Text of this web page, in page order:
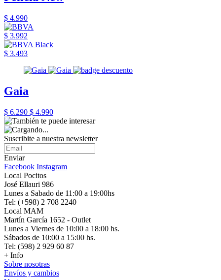
$ 4.990
$ 3.992
$ 3.493
Gaia
$ 6.290 $ 4.990
Suscribite a nuestra newsletter
Enviar
Facebook Instagram
Local Pocitos
José Ellauri 986
Lunes a Sabado de 11:00 a 19:00hs
Tel: (+598) 2 708 2240
Local MAM
Martín García 1652 - Outlet
Lunes a Viernes de 10:00 a 18:00 hs.
Sábados de 10:00 a 15:00 hs.
Tel: (598) 2 929 60 87
+ Info
Sobre nosotras
Envíos y cambios